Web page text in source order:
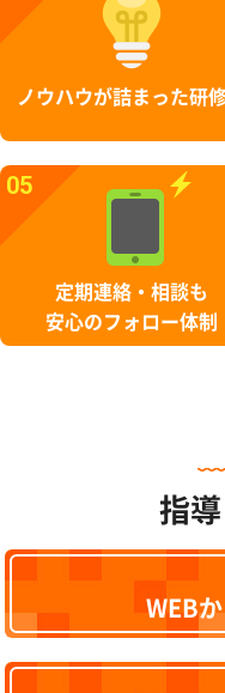
ノウハウが詰まった研
05
定期連絡・相談も
安心のフォロー体制
指
WEB